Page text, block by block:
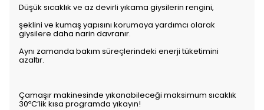
Düşük sıcaklık ve az devirli yıkama giysilerin rengini,
şeklini ve kumaş yapısını korumaya yardımcı olarak
giysilere daha narin davranır.
Aynı zamanda bakım süreçlerindeki enerji tüketimini
azaltır.
Çamaşır makinesinde yıkanabileceği maksimum sıcaklık
30ºC’lik kısa programda yıkayın!